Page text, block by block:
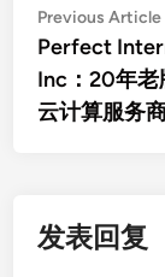
文
章
导
航
Previous Article
Perfect
Inc：20年老
云计算服务
发表回复